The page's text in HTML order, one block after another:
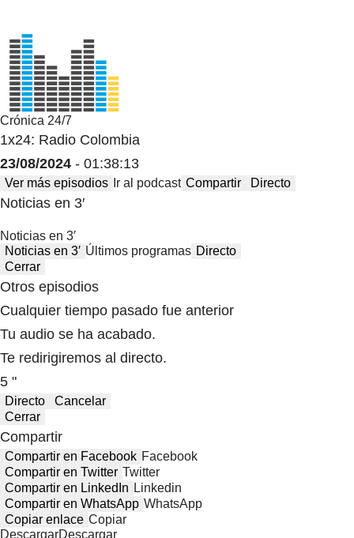
Crónica 24/7
1x24: Radio Colombia
23/08/2024 - 01:38:13
Ver más episodios Ir al podcast Compartir Directo
Noticias en 3′
Noticias en 3′
Noticias en 3′ Últimos programas Directo
Cerrar
Otros episodios
Cualquier tiempo pasado fue anterior
Tu audio se ha acabado.
Te redirigiremos al directo.
5 "
Directo
Cancelar
Cerrar
Compartir
Compartir en Facebook Facebook
Compartir en Twitter Twitter
Compartir en LinkedIn Linkedin
Compartir en WhatsApp WhatsApp
Copiar enlace Copiar
DescargarDescargar